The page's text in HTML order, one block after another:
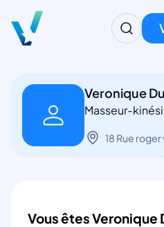
Veronique
Masseur-
18 Rue
Vous êtes Veronique